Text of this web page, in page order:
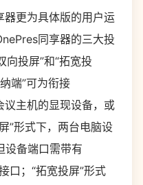
器更为具体版的用户运
同享器的三大投
向投屏”和“拓宽投
端”可为衔接
主机的显现设备，或
”形式下，两台电脑设
设备端口需带有
；“拓宽投屏”形式